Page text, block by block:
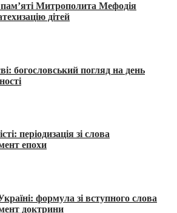
Митрополита Мефодія
дітей
богословський погляд на день
періодизація зі слова
епохи
формула зі вступного слова
доктрини